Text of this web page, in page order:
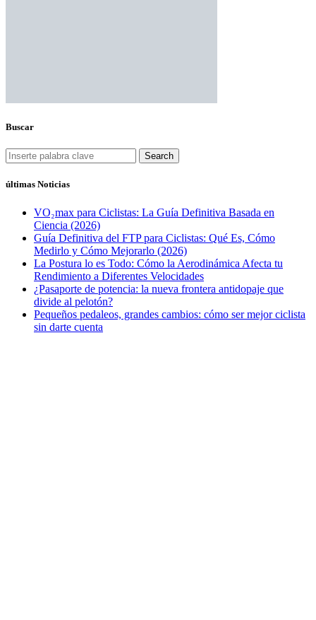
Buscar
Search
últimas Noticias
VO₂max para Ciclistas: La Guía Definitiva Basada en
Ciencia (2026)
Guía Definitiva del FTP para Ciclistas: Qué Es, Cómo
Medirlo y Cómo Mejorarlo (2026)
La Postura lo es Todo: Cómo la Aerodinámica Afecta tu
Rendimiento a Diferentes Velocidades
¿Pasaporte de potencia: la nueva frontera antidopaje que
divide al pelotón?
Pequeños pedaleos, grandes cambios: cómo ser mejor ciclista
sin darte cuenta